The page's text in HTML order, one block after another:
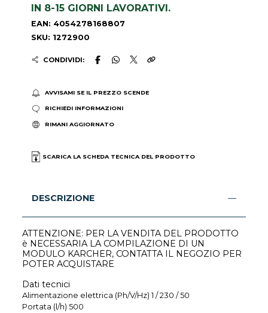
IN 8-15 GIORNI LAVORATIVI.
EAN: 4054278168807
SKU: 1272900
CONDIVIDI:
AVVISAMI SE IL PREZZO SCENDE
RICHIEDI INFORMAZIONI
RIMANI AGGIORNATO
SCARICA LA SCHEDA TECNICA DEL PRODOTTO
DESCRIZIONE
ATTENZIONE: PER LA VENDITA DEL PRODOTTO
è NECESSARIA LA COMPILAZIONE DI UN
MODULO KARCHER, CONTATTA IL NEGOZIO PER
POTER ACQUISTARE
Dati tecnici
Alimentazione elettrica (Ph/V/Hz) 1 / 230 / 50
Portata (l/h) 500